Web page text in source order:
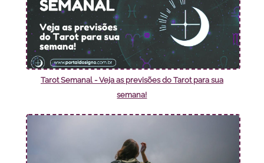
Tarot Semanal - Veja as previsões do Tarot para sua
semana!